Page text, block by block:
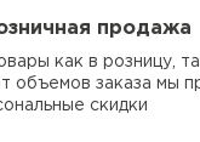
ЗАКАЗАТЬ Спродажа
как в розницу,
объемов заказа мы
скидки